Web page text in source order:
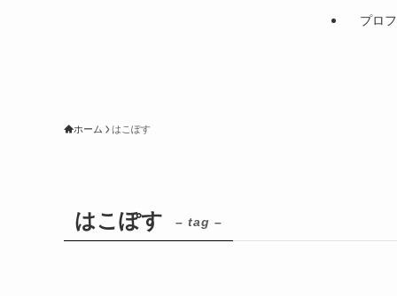
プロ
ホーム はこぽす
はこぽす – tag –